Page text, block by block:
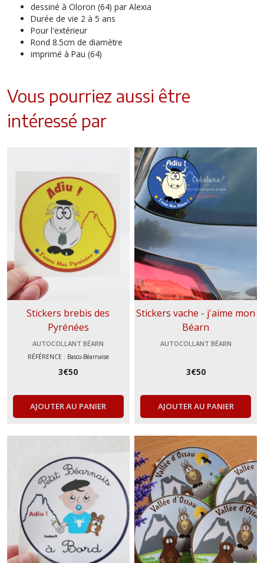
dessiné à Oloron (64) par Alexia
Durée de vie 2 à 5 ans
Pour l'extérieur
Rond 8.5cm de diamètre
imprimé à Pau (64)
Vous pourriez aussi être
intéressé par
Stickers brebis des
Pyrénées
AUTOCOLLANT BÉARN
RÉFÉRENCE : Basco-Béarnaise
3€50
AJOUTER AU PANIER
Stickers vache - j'aime mon
Béarn
AUTOCOLLANT BÉARN
3€50
AJOUTER AU PANIER